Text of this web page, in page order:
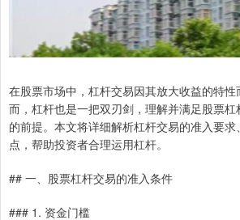
在股票市场中，杠杆交易因其放大收益的特
而，杠杆也是一把双刃剑，理解并满足股票
的前提。本文将详细解析杠杆交易的准入要
点，帮助投资者合理运用杠杆。
## 一、股票杠杆交易的准入条件
### 1. 资金门槛